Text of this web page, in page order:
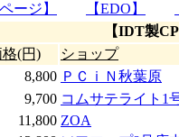
ージ】 【EDO】
【IDT製
格(円)
ショップ
8,800 ＰＣｉＮ秋葉原
9,700 コムサテライト1
11,800 ZOA